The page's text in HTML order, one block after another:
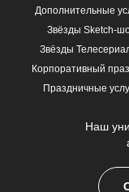
Дополнительные
Звёзды Sketch-
Звёзды
Корпоративный
Праздничные
Наш